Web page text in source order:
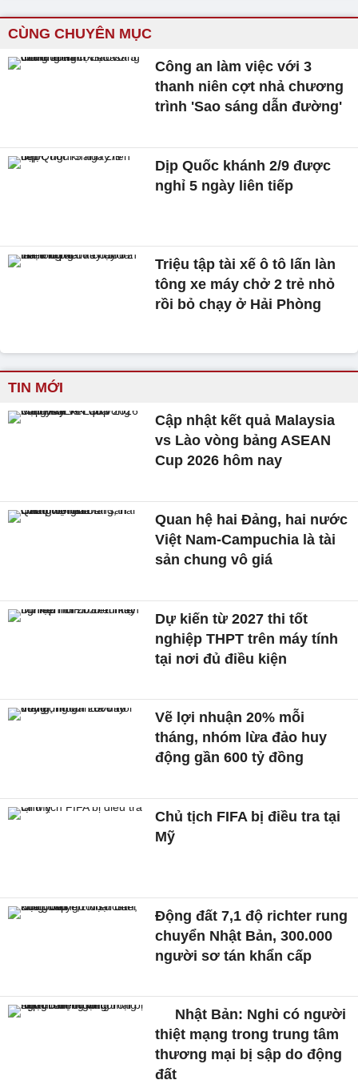
CÙNG CHUYÊN MỤC
Công an làm việc với 3
thanh niên cợt nhả chương
trình 'Sao sáng dẫn đường'
Dịp Quốc khánh 2/9 được
nghỉ 5 ngày liên tiếp
Triệu tập tài xế ô tô lấn làn
tông xe máy chở 2 trẻ nhỏ
rồi bỏ chạy ở Hải Phòng
TIN MỚI
Cập nhật kết quả Malaysia
vs Lào vòng bảng ASEAN
Cup 2026 hôm nay
Quan hệ hai Đảng, hai nước
Việt Nam-Campuchia là tài
sản chung vô giá ​
Dự kiến từ 2027 thi tốt
nghiệp THPT trên máy tính
tại nơi đủ điều kiện
Vẽ lợi nhuận 20% mỗi
tháng, nhóm lừa đảo huy
động gần 600 tỷ đồng
Chủ tịch FIFA bị điều tra tại
Mỹ
Động đất 7,1 độ richter rung
chuyển Nhật Bản, 300.000
người sơ tán khẩn cấp
Nhật Bản: Nghi có người
thiệt mạng trong trung tâm
thương mại bị sập do động
đất